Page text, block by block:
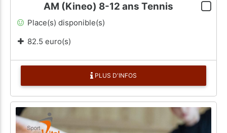
AM (Kineo) 8-12 ans Tennis
Place(s) disponible(s)
82.5 euro(s)
PLUS D'INFOS